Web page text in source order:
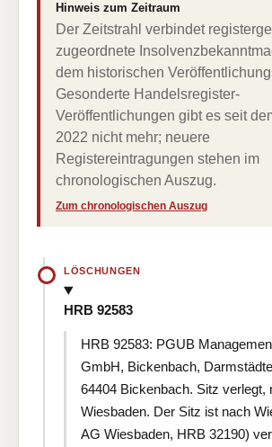
Hinweis zum Zeitraum
Der Zeitstrahl verbindet
zugeordnete
dem historischen
Gesonderte Handelsregister-
Veröffentlichungen gibt es seit
2022 nicht mehr; neuere
Registereintragungen stehen im
chronologischen Auszug.
Zum chronologischen Auszug
LÖSCHUNGEN
HRB 92583
HRB 92583: PGUB
GmbH, Bickenbach,
64404 Bickenbach. Sitz verlegt,
Wiesbaden. Der Sitz ist nach
AG Wiesbaden, HRB 32190)